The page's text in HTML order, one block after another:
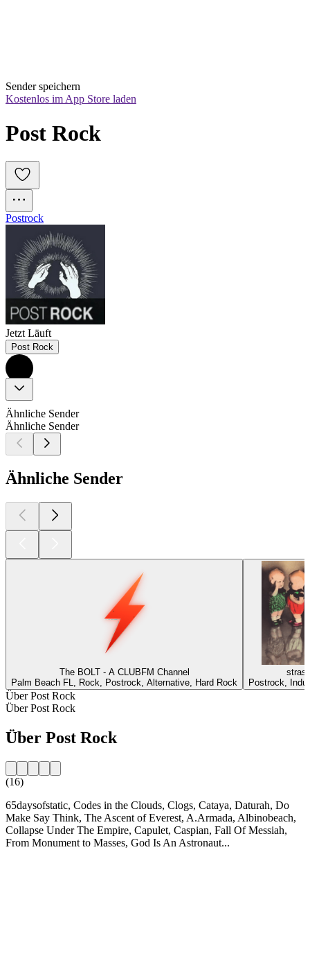
Sender speichern
Kostenlos im App Store laden
Post Rock
Postrock
Jetzt Läuft
Post Rock
Ähnliche Sender
Ähnliche Sender
Ähnliche Sender
The BOLT - A CLUBFM Channel
Palm Beach FL, Rock, Postrock, Alternative, Hard Rock
Postrock,
Über Post Rock
Über Post Rock
Über Post Rock
(16)
65daysofstatic, Codes in the Clouds, Clogs, Cataya, Daturah, Do
Make Say Think, The Ascent of Everest, A.Armada, Albinobeach,
Collapse Under The Empire, Capulet, Caspian, Fall Of Messiah,
From Monument to Masses, God Is An Astronaut...